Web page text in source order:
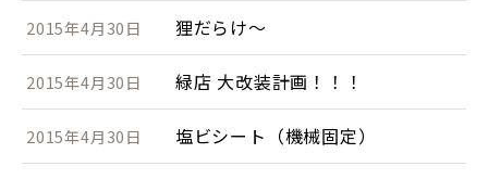
2015年4月30日 狸だらけ～
2015年4月30日 緑店 大改装計画！！！
2015年4月30日 塩ビシート（機械固定）